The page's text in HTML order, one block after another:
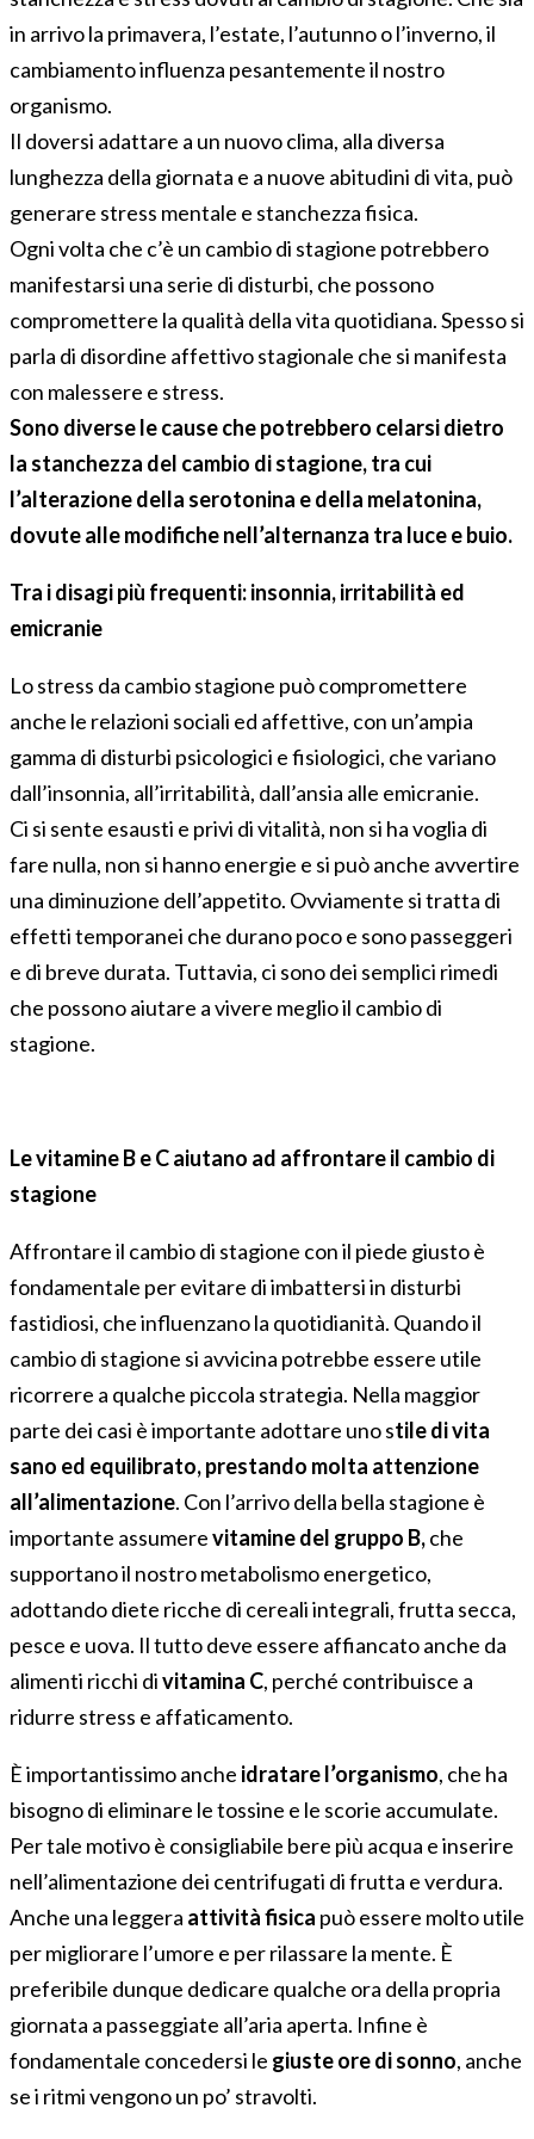
in arrivo la primavera, l’estate, l’autunno o l’inverno, il
cambiamento influenza pesantemente il nostro
organismo.
Il doversi adattare a un nuovo clima, alla diversa
lunghezza della giornata e a nuove abitudini di vita, può
generare stress mentale e stanchezza fisica.
Ogni volta che c’è un cambio di stagione potrebbero
manifestarsi una serie di disturbi, che possono
compromettere la qualità della vita quotidiana. Spesso si
parla di disordine affettivo stagionale che si manifesta
con malessere e stress.
Sono diverse le cause che potrebbero celarsi dietro
la stanchezza del cambio di stagione, tra cui
l’alterazione della serotonina e della melatonina,
dovute alle modifiche nell’alternanza tra luce e buio.
Tra i disagi più frequenti: insonnia, irritabilità ed
emicranie
Lo stress da cambio stagione può compromettere
anche le relazioni sociali ed affettive, con un’ampia
gamma di disturbi psicologici e fisiologici, che variano
dall’insonnia, all’irritabilità, dall’ansia alle emicranie.
Ci si sente esausti e privi di vitalità, non si ha voglia di
fare nulla, non si hanno energie e si può anche avvertire
una diminuzione dell’appetito. Ovviamente si tratta di
effetti temporanei che durano poco e sono passeggeri
e di breve durata. Tuttavia, ci sono dei semplici rimedi
che possono aiutare a vivere meglio il cambio di
stagione.
Le vitamine B e C aiutano ad affrontare il cambio di
stagione
Affrontare il cambio di stagione con il piede giusto è
fondamentale per evitare di imbattersi in disturbi
fastidiosi, che influenzano la quotidianità. Quando il
cambio di stagione si avvicina potrebbe essere utile
ricorrere a qualche piccola strategia. Nella maggior
parte dei casi è importante adottare uno stile di vita
sano ed equilibrato, prestando molta attenzione
all’alimentazione. Con l’arrivo della bella stagione è
importante assumerevitamine del gruppo B,che
supportano il nostro metabolismo energetico,
adottando diete ricche di cereali integrali, frutta secca,
pesce e uova. Il tutto deve essere affiancato anche da
alimenti ricchi divitamina C, perché contribuisce a
ridurre stress e affaticamento.
È importantissimo anche idratare l’organismo, che ha
bisogno di eliminare le tossine e le scorie accumulate.
Per tale motivo è consigliabile bere più acqua e inserire
nell’alimentazione dei centrifugati di frutta e verdura.
Anche una leggera attività fisica può essere molto utile
per migliorare l’umore e per rilassare la mente. È
preferibile dunque dedicare qualche ora della propria
giornata a passeggiate all’aria aperta. Infine è
fondamentale concedersi le giuste ore di sonno, anche
se i ritmi vengono un po’ stravolti.